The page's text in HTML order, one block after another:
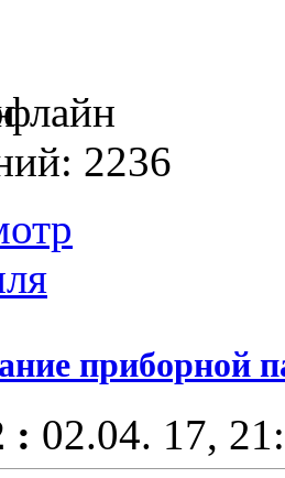
2236
приборной
: 02.04. 17,